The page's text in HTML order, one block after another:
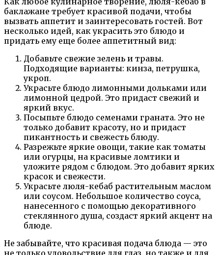
баклажане требует красивой подачи, чтобы
вызвать аппетит и заинтересовать гостей. Вот
несколько идей, как украсить это блюдо и
придать ему еще более аппетитный вид:
Добавьте свежие зелень и травы.
Подходящие варианты: кинза, петрушка,
укроп.
Украсьте блюдо лимонными дольками или
лимонной цедрой. Это придаст свежий и
яркий вкус.
Посыпьте блюдо семенами граната. Это не
только добавит красоту, но и придаст
пикантность и свежесть блюду.
Разрежьте яркие овощи, такие как томаты
или огурцы, на красивые ломтики и
уложите рядом с блюдом. Это добавит ярких
красок и свежести.
Украсьте люля-кебаб растительным маслом
или соусом. Небольшое количество соуса,
нанесенного с помощью декоративного
стеклянного душа, создаст яркий акцент на
блюде.
Не забывайте, что красивая подача блюда — это